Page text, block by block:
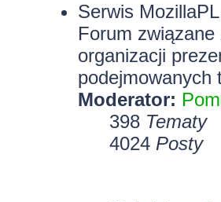
Serwis
Forum
organizacji
podejmowanych
Moderator:
398 Tematy
4024 Posty